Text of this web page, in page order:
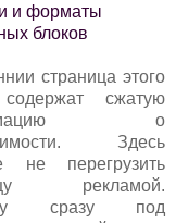
и форматы
блоков
страница этого
сжатую
о
Здесь
не перегрузить
рекламой.
сразу под